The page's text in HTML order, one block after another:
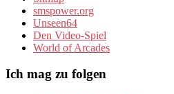
smspower.org
Unseen64
Den Video-Spiel
World of Arcades
Ich mag zu folgen